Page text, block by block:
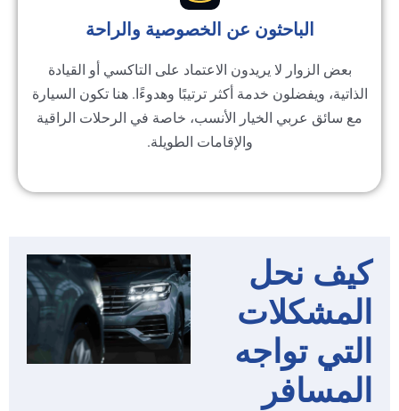
الباحثون عن الخصوصية والراحة
بعض الزوار لا يريدون الاعتماد على التاكسي أو القيادة
ويفضلون خدمة أكثر ترتيبًا وهدوءًا. هنا تكون السيارة
مع سائق عربي الخيار الأنسب، خاصة في الرحلات الراقية
والإقامات الطويلة.
نحل
تواجه